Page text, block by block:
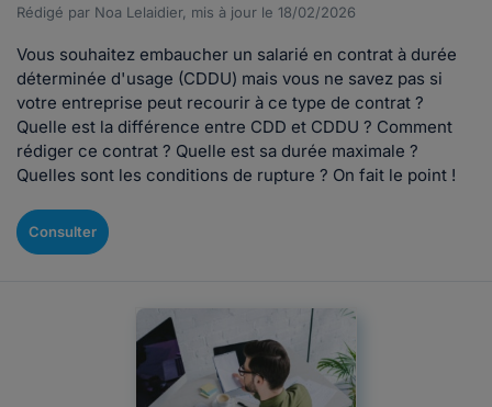
Rédigé par Noa Lelaidier, mis à jour le 18/02/2026
Vous souhaitez embaucher un salarié en contrat à durée
déterminée d'usage (CDDU) mais vous ne savez pas si
votre entreprise peut recourir à ce type de contrat ?
Quelle est la différence entre CDD et CDDU ? Comment
rédiger ce contrat ? Quelle est sa durée maximale ?
Quelles sont les conditions de rupture ? On fait le point !
Consulter